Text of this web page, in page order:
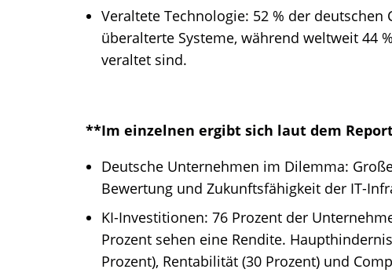
Veraltete Technologie: 52 % der deutschen
überalterte Systeme, während weltweit 44
veraltet sind.
**Im einzelnen ergibt sich laut dem
Deutsche Unternehmen im Dilemma:
Bewertung und Zukunftsfähigkeit der IT-
KI-Investitionen: 76 Prozent der
Prozent sehen eine Rendite.
Prozent), Rentabilität (30 Prozent) und